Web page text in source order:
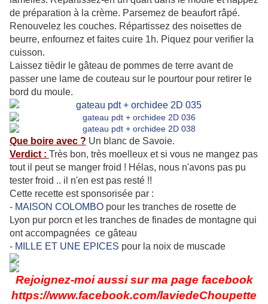
de préparation à la crème. Parsemez de beaufort râpé.
Renouvelez les couches. Répartissez des noisettes de
beurre, enfournez et faites cuire 1h. Piquez pour verifier la
cuisson.
Laissez tièdir le gâteau de pommes de terre avant de
passer une lame de couteau sur le pourtour pour retirer le
bord du moule.
Que boire avec ? Un blanc de Savoie.
Verdict : Très bon, très moelleux et si vous ne mangez pas
tout il peut se manger froid ! Hélas, nous n'avons pas pu
tester froid .. il n'en est pas resté !!
Cette recette est sponsorisée par :
- MAISON COLOMBO pour les tranches de rosette de
Lyon pur porcn et les tranches de finades de montagne qui
ont accompagnées ce gâteau
- MILLE ET UNE EPICES pour la noix de muscade
Rejoignez-moi aussi sur ma page facebook
https://www.facebook.com/laviedeChoupette